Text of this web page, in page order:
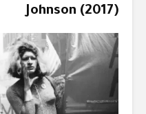
Johnson (2017)